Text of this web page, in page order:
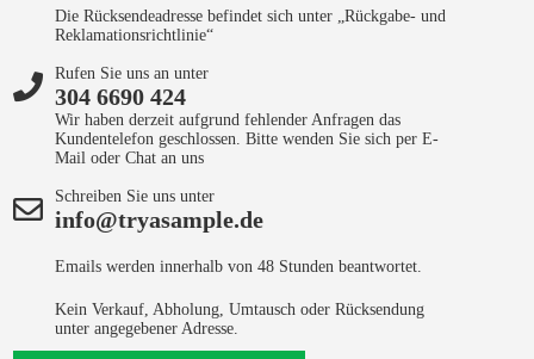
Die Rücksendeadresse befindet sich unter „Rückgabe- und
Reklamationsrichtlinie“
Rufen Sie uns an unter
304 6690 424
Wir haben derzeit aufgrund fehlender Anfragen das
Kundentelefon geschlossen. Bitte wenden Sie sich per E-
Mail oder Chat an uns
Schreiben Sie uns unter
info@tryasample.de
Emails werden innerhalb von 48 Stunden beantwortet.
Kein Verkauf, Abholung, Umtausch oder Rücksendung
unter angegebener Adresse.